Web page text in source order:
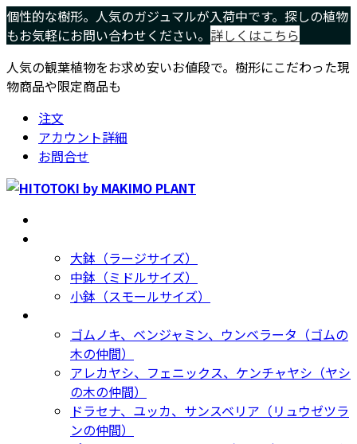
コ
ン
ン
ツ
プ
ナ
ビ
ー
シ
動
個性的な樹形。人気のガジュマルが入荷中です。探しの植物
もお気軽にお問い合わせください。 詳しくはこちら
人気の観葉植物をお求め安いお値段で。樹形にこだわった現
物商品や限定商品も
注文
アカウント詳細
お問合せ
大鉢（ラージサイズ）
中鉢（ミドルサイズ）
小鉢（スモールサイズ）
ゴムノキ、ベンジャミン、ウンベラータ（ゴムの
木の仲間）
アレカヤシ、フェニックス、ケンチャヤシ（ヤシ
の木の仲間）
ドラセナ、ユッカ、サンスベリア（リュウゼツラ
ンの仲間）